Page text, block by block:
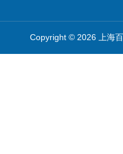
Copyright © 2026 上海